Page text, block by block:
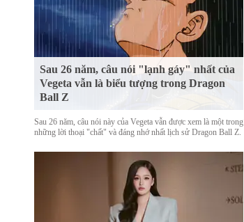
Sau 26 năm, câu nói "lạnh gáy" nhất của
Vegeta vẫn là biểu tượng trong Dragon
Ball Z
Sau 26 năm, câu nói này của Vegeta vẫn được xem là một trong
những lời thoại "chất" và đáng nhớ nhất lịch sử Dragon Ball Z.